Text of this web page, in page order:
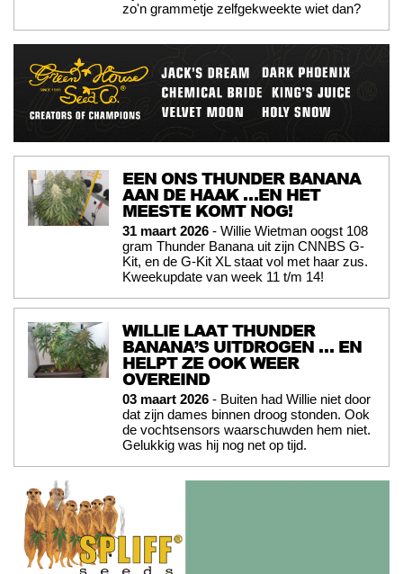
zo'n grammetje zelfgekweekte wiet dan?
EEN ONS THUNDER BANANA
AAN DE HAAK …EN HET
MEESTE KOMT NOG!
31 maart 2026 - Willie Wietman oogst 108
gram Thunder Banana uit zijn CNNBS G-
Kit, en de G-Kit XL staat vol met haar zus.
Kweekupdate van week 11 t/m 14!
WILLIE LAAT THUNDER
BANANA’S UITDROGEN … EN
HELPT ZE OOK WEER
OVEREIND
03 maart 2026 - Buiten had Willie niet door
dat zijn dames binnen droog stonden. Ook
de vochtsensors waarschuwden hem niet.
Gelukkig was hij nog net op tijd.